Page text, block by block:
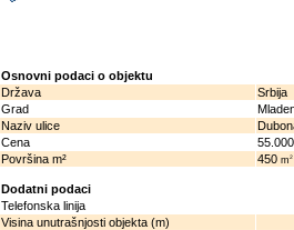
Osnovni podaci o objektu
Država
Srbija
Grad
Naziv ulice
Cena
Površina m²
450 m2
Dodatni podaci
Telefonska linija
Visina unutrašnjosti objekta (m)